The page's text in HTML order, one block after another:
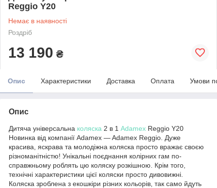
Reggio Y20
Немає в наявності
Роздріб
13 190 ₴
Опис Характеристики Доставка Оплата Умови
Опис
Дитяча універсальна коляска 2 в 1 Adamex Reggio Y20
Новинка від компанії Adamex — Adamex Reggio. Дуже
красива, яскрава та молодіжна коляска просто вражає своєю
різноманітністю! Унікальні поєднання колірних гам по-
справжньому роблять цю коляску розкішною. Крім того,
технічні характеристики цієї коляски просто дивовижні.
Коляска зроблена з екошкіри різних кольорів, так само йдуть